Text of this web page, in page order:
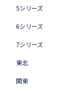
5シリーズ
6シリーズ
7シリーズ
東北
関東